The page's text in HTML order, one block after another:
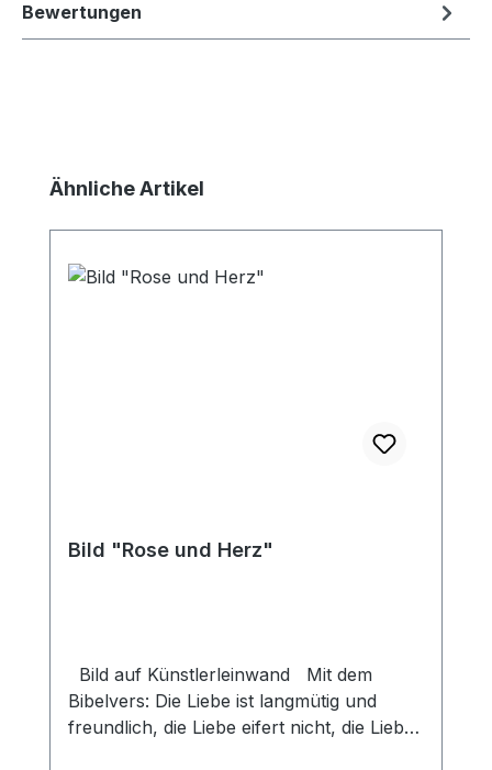
Bewertungen
Produktgalerie überspringen
Ähnliche Artikel
Bild "Rose und Herz"
Bild auf Künstlerleinwand Mit dem
Bibelvers: Die Liebe ist langmütig und
freundlich, die Liebe eifert nicht, die Liebe